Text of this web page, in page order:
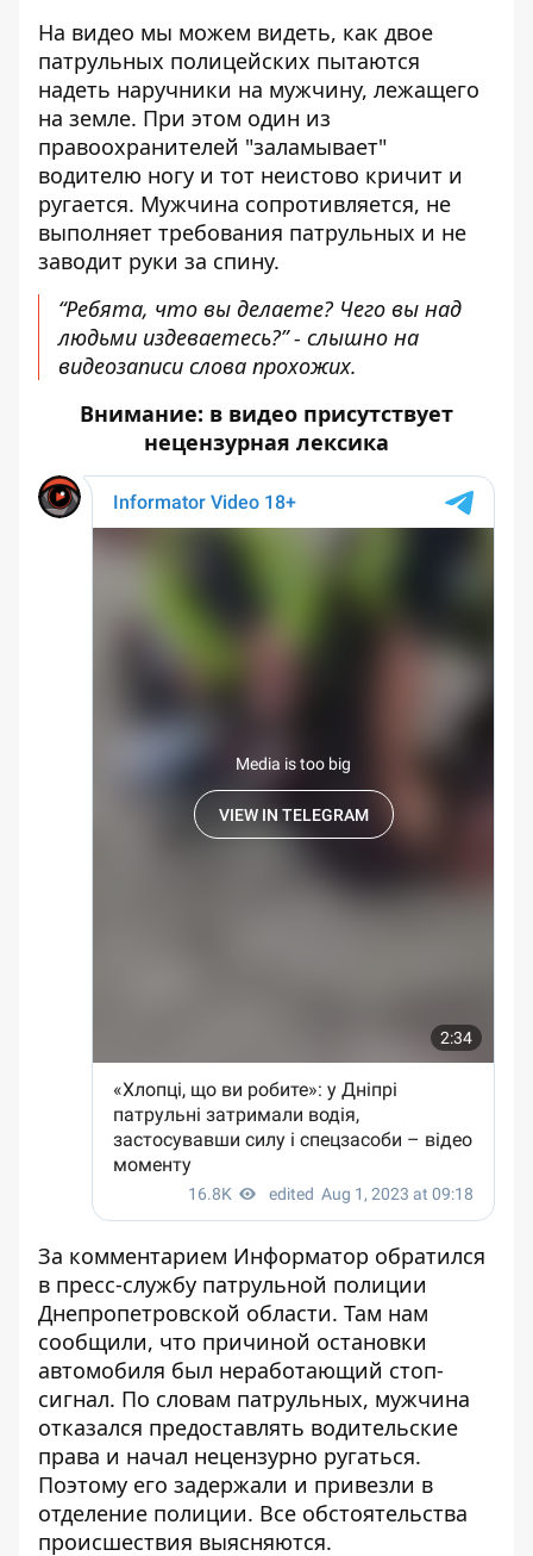
На видео мы можем видеть, как двое
патрульных полицейских пытаются
надеть наручники на мужчину, лежащего
на земле. При этом один из
правоохранителей "заламывает"
водителю ногу и тот неистово кричит и
ругается. Мужчина сопротивляется, не
выполняет требования патрульных и не
заводит руки за спину.
“Ребята, что вы делаете? Чего вы над
людьми издеваетесь?” - слышно на
видеозаписи слова прохожих.
Внимание: в видео присутствует
нецензурная лексика
За комментарием Информатор обратился
в пресс-службу патрульной полиции
Днепропетровской области. Там нам
сообщили, что причиной остановки
автомобиля был неработающий стоп-
сигнал. По словам патрульных, мужчина
отказался предоставлять водительские
права и начал нецензурно ругаться.
Поэтому его задержали и привезли в
отделение полиции. Все обстоятельства
происшествия выясняются.